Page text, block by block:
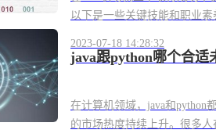
以下是一些关键技能和职业
2023-07-18 14:28:32
java跟python哪个合适
在计算机领域，java和python
的市场热度持续上升。很多